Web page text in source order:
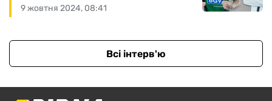
9 жовтня 2024, 08:41
Всі інтерв'ю